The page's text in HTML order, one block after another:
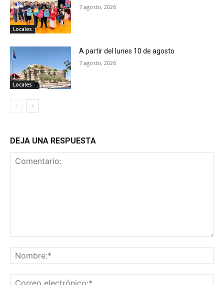
Locales
7 agosto, 2026
Locales
A partir del lunes 10 de agosto
7 agosto, 2026
DEJA UNA RESPUESTA